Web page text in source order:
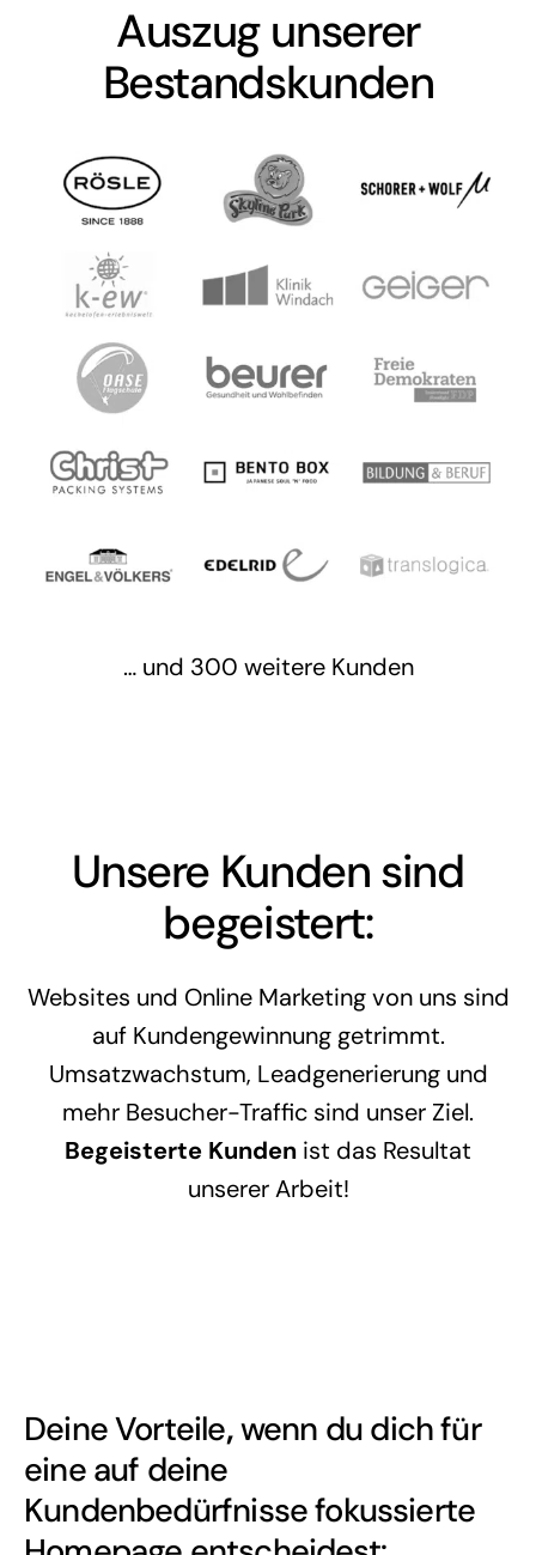
Auszug unserer
Bestandskunden
… und 300 weitere Kunden
Unsere Kunden sind
begeistert:
Websites und Online Marketing von uns sind
auf Kundengewinnung getrimmt.
Umsatzwachstum, Leadgenerierung und
mehr Besucher-Traffic sind unser Ziel.
Begeisterte Kunden ist das Resultat
unserer Arbeit!
Deine Vorteile,wenn du dich für
eine auf deine
Kundenbedürfnisse fokussierte